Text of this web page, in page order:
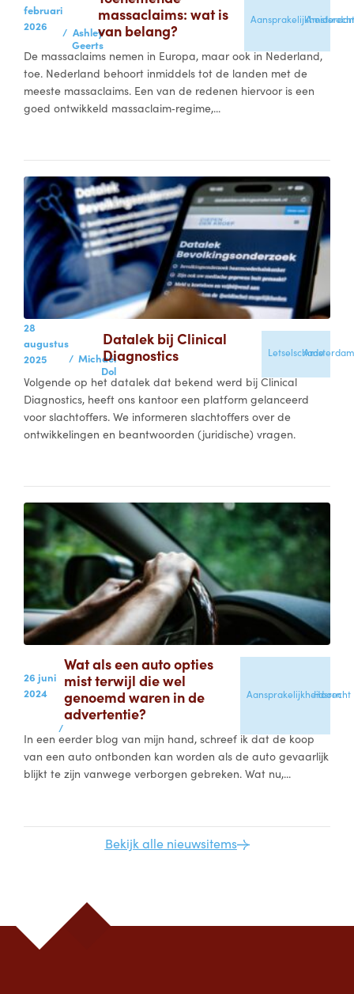
Bekijk alle nieuwsitems
februari
2026
/ Ashley
Geerts
massaclaims: wat is
van belang?
Aansprakelijkheidsrecht
De massaclaims nemen in Europa, maar ook in Nederland,
toe. Nederland behoort inmiddels tot de landen met de
meeste massaclaims. Een van de redenen hiervoor is een
goed ontwikkeld massaclaim‑regime,...
28
augustus
2025
/Michaël
Dol
Datalek bij Clinical
Diagnostics
LetselschadeAmsterdam
Volgende op het datalek dat bekend werd bij Clinical
Diagnostics, heeft ons kantoor een platform gelanceerd
voor slachtoffers. We informeren slachtoffers over de
ontwikkelingen en beantwoorden (juridische) vragen.
26 juni
2024
/
Wat als een auto opties
mist terwijl die wel
genoemd waren in de
advertentie?
Aansprakelijkheidsrecht
Hoorn
In een eerder blog van mijn hand, schreef ik dat de koop
van een auto ontbonden kan worden als de auto gevaarlijk
blijkt te zijn vanwege verborgen gebreken. Wat nu,...